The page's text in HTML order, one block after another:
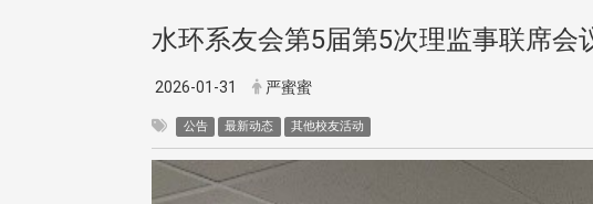
水环系友会第5届第5次理监事联席会
2026-01-31 严蜜蜜
公告 最新动态 其他校友活动